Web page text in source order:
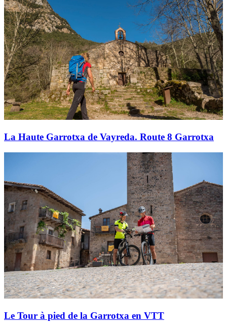
La Haute Garrotxa de Vayreda. Route 8 Garrotxa
Le Tour à pied de la Garrotxa en VTT